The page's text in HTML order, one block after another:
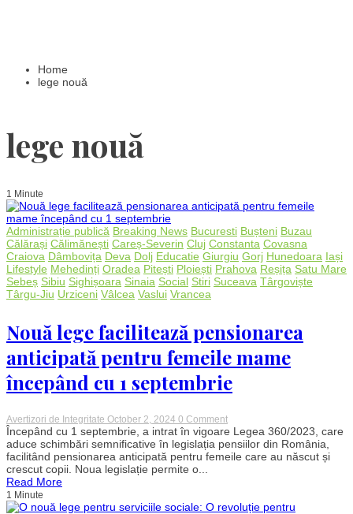
Home
lege nouă
lege nouă
1 Minute
Administrație publică Breaking News Bucuresti Bușteni Buzau
Călărași Călimănești Careș-Severin Cluj Constanta Covasna
Craiova Dâmbovița Deva Dolj Educatie Giurgiu Gorj Hunedoara Iași
Lifestyle Mehedinți Oradea Pitești Ploiești Prahova Reșița Satu Mare
Sebeș Sibiu Sighișoara Sinaia Social Stiri Suceava Târgoviște
Târgu-Jiu Urziceni Vâlcea Vaslui Vrancea
Nouă lege facilitează pensionarea
anticipată pentru femeile mame
începând cu 1 septembrie
Avertizori de Integritate October 2, 2024 0 Commenton
Nouă
lege
facilitează
pensionarea
mame
Începând cu 1 septembrie, a intrat în vigoare Legea 360/2023, care
aduce schimbări semnificative în legislația pensiilor din România,
facilitând pensionarea anticipată pentru femeile care au născut și
crescut copii. Noua legislație permite o...
Read More
1 Minute